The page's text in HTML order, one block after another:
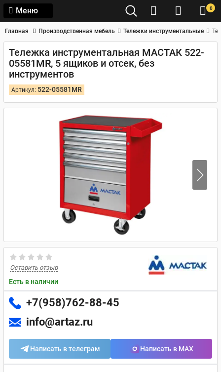
Меню 0
Главная Производственная мебель Тележки инструментальные
Тележка инструментальная МАСТАК 522-
05581MR, 5 ящиков и отсек, без
инструментов
Артикул: 522-05581MR
Оставить отзыв
Есть в наличии
+7(958)762-88-45
info@artaz.ru
Написать в телеграм Написать в MAX